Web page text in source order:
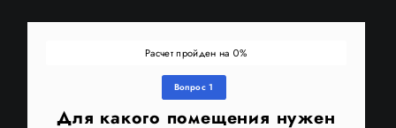
Расчет пройден на 0%
Вопрос 1
Для какого помещения нужен